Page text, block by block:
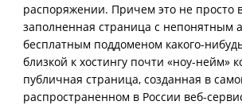
распоряжении. Причем это не просто
заполненная страница с непонятным
бесплатным поддоменом какого-
близкой к хостингу почти «ноу-нейм»
публичная страница, созданная в
распространенном в России веб-